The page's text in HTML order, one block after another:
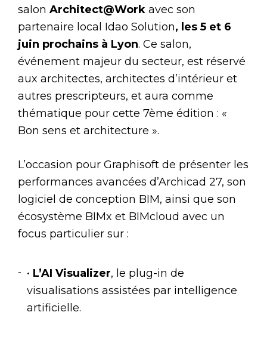
salon Architect@Work avec son
partenaire local Idao Solution, les 5 et 6
juin prochains à Lyon. Ce salon,
événement majeur du secteur, est réservé
aux architectes, architectes d’intérieur et
autres prescripteurs, et aura comme
thématique pour cette 7ème édition : «
Bon sens et architecture ».
L’occasion pour Graphisoft de présenter les
performances avancées d’Archicad 27, son
logiciel de conception BIM, ainsi que son
écosystème BIMx et BIMcloud avec un
focus particulier sur :
• L’AI Visualizer, le plug-in de
visualisations assistées par intelligence
artificielle.